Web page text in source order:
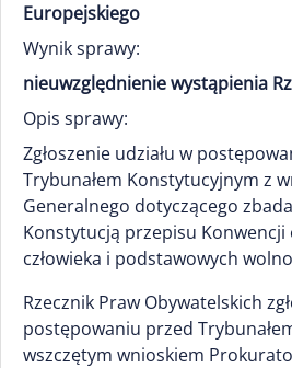
Europejskiego
Wynik sprawy:
nieuwzględnienie wystąpienia
Opis sprawy:
Zgłoszenie udziału w
Trybunałem Konstytucyjnym z
Generalnego dotyczącego
Konstytucją przepisu
człowieka i podstawowych
Rzecznik Praw Obywatelskich
postępowaniu przed
wszczętym wnioskiem